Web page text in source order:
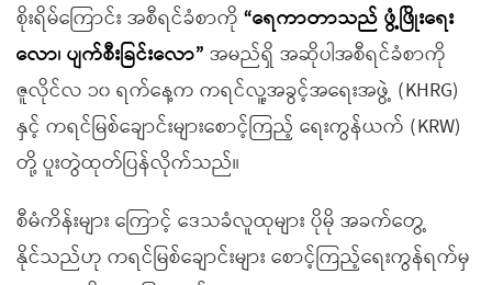
စိုးရိမ်ကြောင်း အစီရင်ခံစာကို “ရေကာတာသည် ဖွံ့ဖြိုးရေး
လော၊ ပျက်စီးခြင်းလော” အမည်ရှိ အဆိုပါအစီရင်ခံစာကို
ဇူလိုင်လ ၁၀ ရက်နေ့က ကရင်လူ့အခွင့်အရေးအဖွဲ့ (KHRG)
နှင့် ကရင်မြစ်ချောင်းများစောင့်ကြည့် ရေးကွန်ယက် (KRW)
တို့ ပူးတွဲထုတ်ပြန်လိုက်သည်။
စီမံကိန်းများ ကြောင့် ဒေသခံလူထုများ ပိုမို အခက်တွေ့
နိုင်သည်ဟု ကရင်မြစ်ချောင်းများ စောင့်ကြည့်ရေးကွန်ရက်မှ